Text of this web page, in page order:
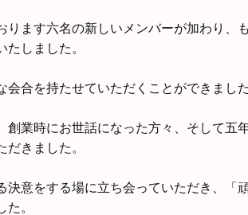
ます六名の新しいメンバーが加わり、
しました。
合を持たせていただくことができました
創業時にお世話になった方々、そして五
きました。
決意をする場に立ち会っていただき、「
。